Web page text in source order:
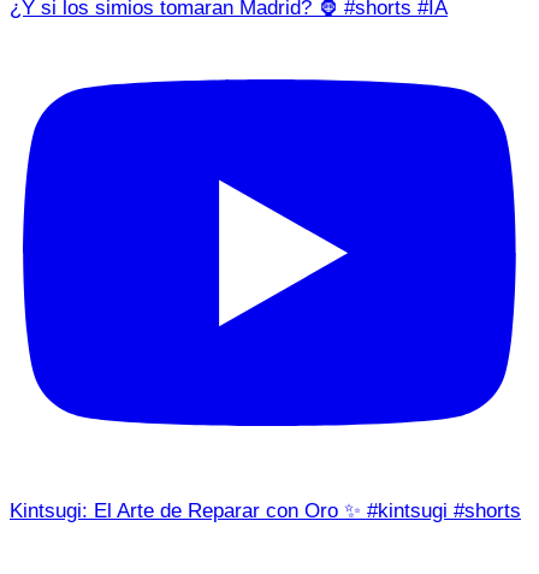
¿Y si los simios tomaran Madrid? 🦍 #shorts #IA
Kintsugi: El Arte de Reparar con Oro ✨ #kintsugi #shorts